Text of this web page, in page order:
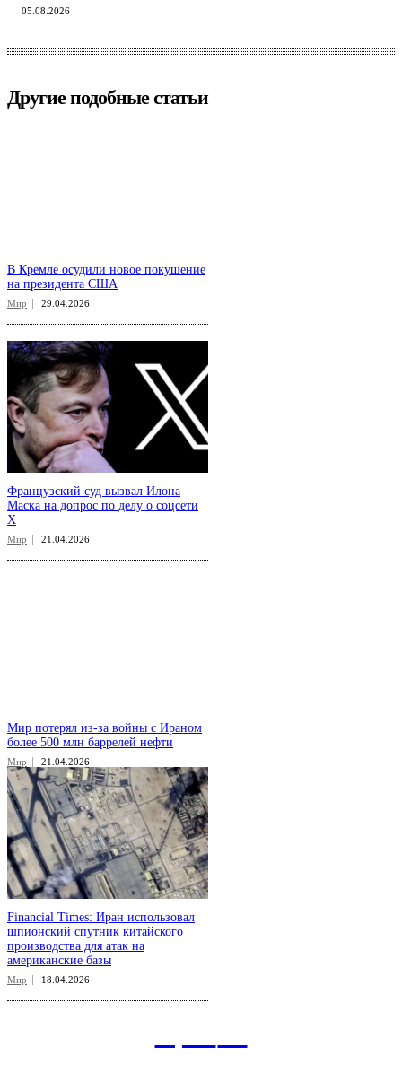
05.08.2026
Другие подобные статьи
В Кремле осудили новое покушение
на президента США
Мир 29.04.2026
Французский суд вызвал Илона
Маска на допрос по делу о соцсети
X
Мир 21.04.2026
Мир потерял из-за войны с Ираном
более 500 млн баррелей нефти
Мир 21.04.2026
Financial Times: Иран использовал
шпионский спутник китайского
производства для атак на
американские базы
Мир 18.04.2026